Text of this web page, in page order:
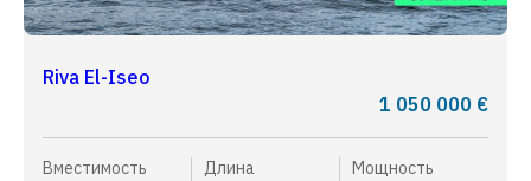
Riva El-Iseo
1 050 000 €
Вместимость Длина Мощность